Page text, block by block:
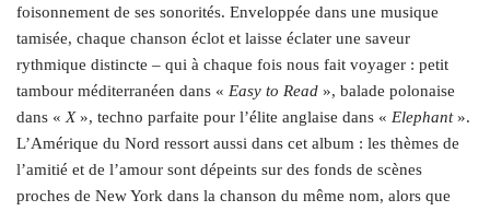
foisonnement de ses sonorités. Enveloppée dans une musique
tamisée, chaque chanson éclot et laisse éclater une saveur
rythmique distincte – qui à chaque fois nous fait voyager : petit
tambour méditerranéen dans « Easy to Read », balade polonaise
dans « X», techno parfaite pour l’élite anglaise dans « Elephant».
L’Amérique du Nord ressort aussi dans cet album : les thèmes de
l’amitié et de l’amour sont dépeints sur des fonds de scènes
proches de New York dans la chanson du même nom, alors que